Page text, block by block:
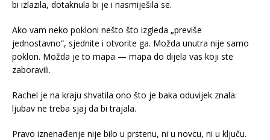
bi izlazila, dotaknula bi je i nasmiješila se.
Ako vam neko pokloni nešto što izgleda „previše
jednostavno“, sjednite i otvorite ga. Možda unutra nije samo
poklon. Možda je to mapa — mapa do dijela vas koji ste
zaboravili.
Rachel je na kraju shvatila ono što je baka oduvijek znala:
ljubav ne treba sjaj da bi trajala.
Pravo iznenađenje nije bilo u prstenu, ni u novcu, ni u ključu.